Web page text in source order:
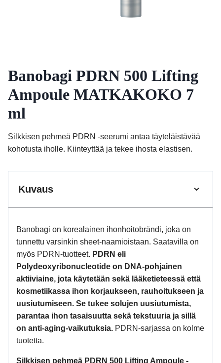
Banobagi PDRN 500 Lifting
Ampoule MATKAKOKO 7
ml
Silkkisen pehmeä PDRN -seerumi antaa täyteläistävää
kohotusta iholle. Kiinteyttää ja tekee ihosta elastisen.
Kuvaus
Banobagi on korealainen ihonhoitobrändi, joka on
tunnettu varsinkin sheet-naamioistaan. Saatavilla on
myös PDRN-tuotteet. PDRN eli
Polydeoxyribonucleotide on DNA-pohjainen
aktiiviaine, jota käytetään sekä lääketieteessä että
kosmetiikassa ihon korjaukseen, rauhoitukseen ja
uusiutumiseen. Se tukee solujen uusiutumista,
parantaa ihon tasaisuutta sekä tekstuuria ja sillä
on anti-aging-vaikutuksia. PDRN-sarjassa on kolme
tuotetta.
Silkkisen pehmeä PDRN 500 Lifting Ampoule -